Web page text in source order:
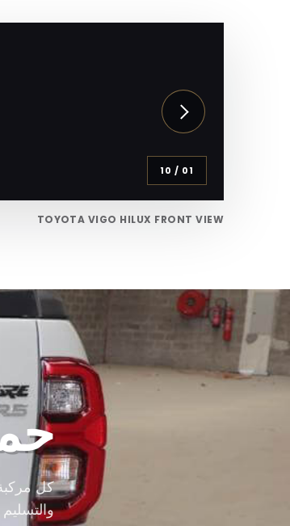
01
/
10
TOYOTA VIGO HILUX FRONT VIEW
كل